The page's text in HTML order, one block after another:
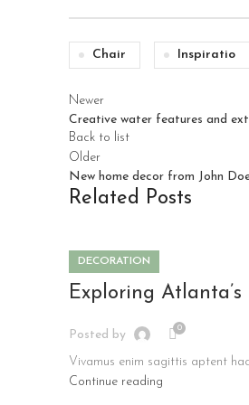
Chair Inspiratio
Newer
Creative water features and
Back to list
Older
New home decor from John
Related Posts
DECORATION
Exploring Atlanta’s
Posted by 0
Vivamus enim sagittis aptent
Continue reading